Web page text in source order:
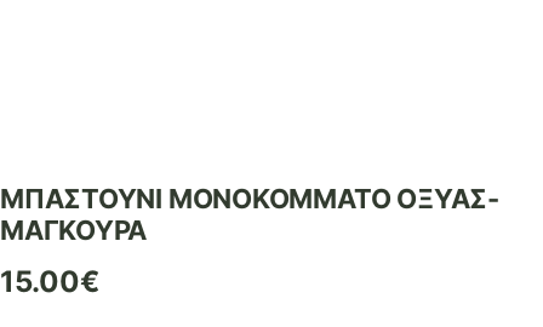
ΜΠΑΣΤΟΥΝΙ ΜΟΝΟΚΟΜΜΑΤΟ ΟΞΥΑΣ-
ΜΑΓΚΟΥΡΑ
15.00€